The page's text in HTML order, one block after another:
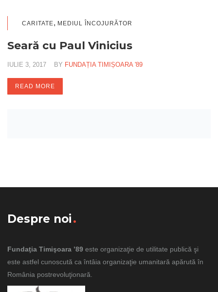
CARITATE, MEDIUL ÎNCOJURĂTOR
Seară cu Paul Vinicius
IULIE 3, 2017 BY FUNDAȚIA TIMIȘOARA '89
READ MORE
Despre noi
Fundaţia Timişoara ’89 este organizaţie de utilitate publică şi
este astfel cunoscută ca întâia organizaţie umanitară apărută în
România postrevoluţionară.